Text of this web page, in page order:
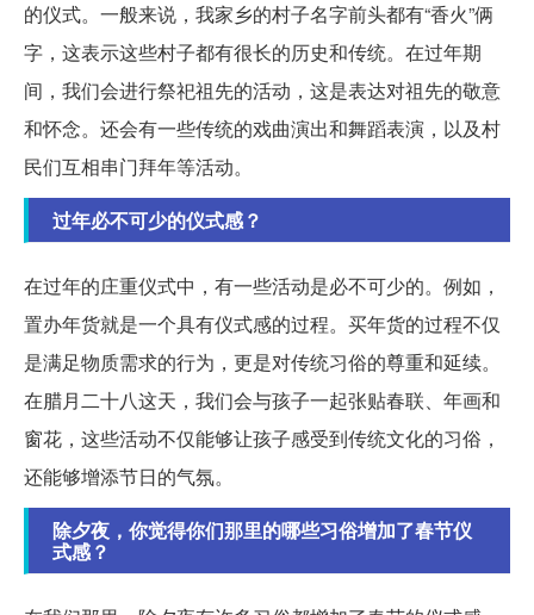
的仪式。一般来说，我家乡的村子名字前头都有“香火”俩
字，这表示这些村子都有很长的历史和传统。在过年期
间，我们会进行祭祀祖先的活动，这是表达对祖先的敬意
和怀念。还会有一些传统的戏曲演出和舞蹈表演，以及村
民们互相串门拜年等活动。
过年必不可少的仪式感？
在过年的庄重仪式中，有一些活动是必不可少的。例如，
置办年货就是一个具有仪式感的过程。买年货的过程不仅
是满足物质需求的行为，更是对传统习俗的尊重和延续。
在腊月二十八这天，我们会与孩子一起张贴春联、年画和
窗花，这些活动不仅能够让孩子感受到传统文化的习俗，
还能够增添节日的气氛。
除夕夜，你觉得你们那里的哪些习俗增加了春节仪
式感？